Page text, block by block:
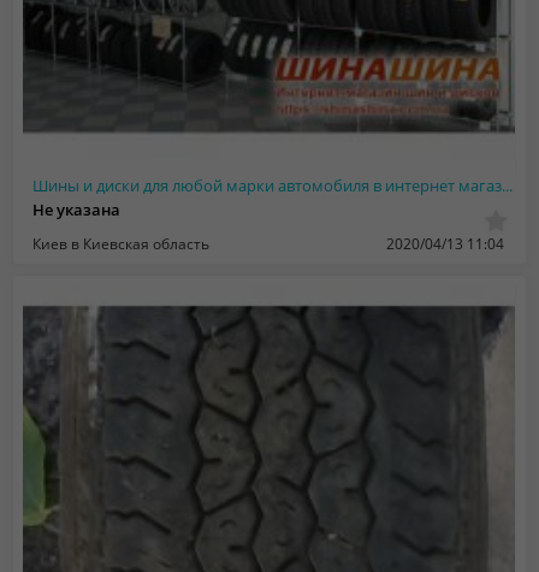
Шины и диски для любой марки автомобиля в интернет магазине "ШинаШина"
Не указана
Киев в Киевская область 2020/04/13 11:04